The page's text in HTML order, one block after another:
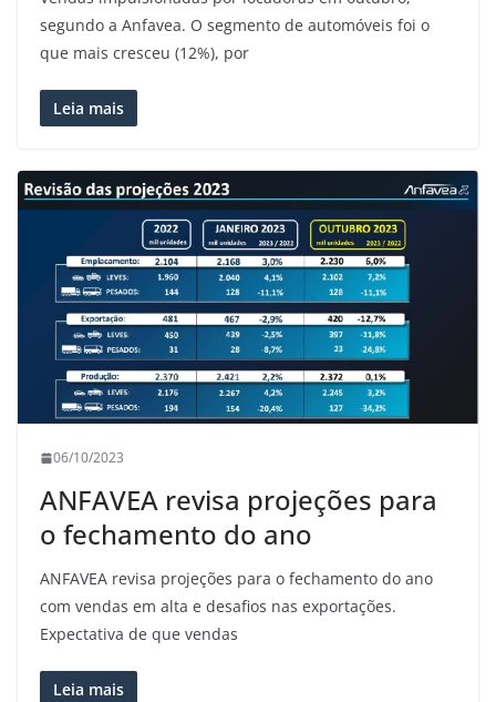
segundo a Anfavea. O segmento de automóveis foi o
que mais cresceu (12%), por
Leia mais
06/10/2023
ANFAVEA revisa projeções para
o fechamento do ano
ANFAVEA revisa projeções para o fechamento do ano
com vendas em alta e desafios nas exportações.
Expectativa de que vendas
Leia mais